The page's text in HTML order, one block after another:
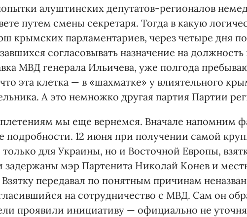
алуштинских депутатов-регионалов
путем смены секретаря. Тогда в какую
крымских парламентариев, через четыре дня
согласовывать назначение на должность
МВД генерала Ильичева, уже полгода
эта клетка — в «шахматке» у влиятельного
А это немножко другая партия Партии
мы еще вернемся. Вначале напомним
подробности. 12 июня при получении самой
для Украины, но и Восточной Европы,
задержаны мэр Партенита Николай Ко­нев и
передавал по понятным причинам
на сотрудничество с МВД. Сам он
проявили инициативу — официально не